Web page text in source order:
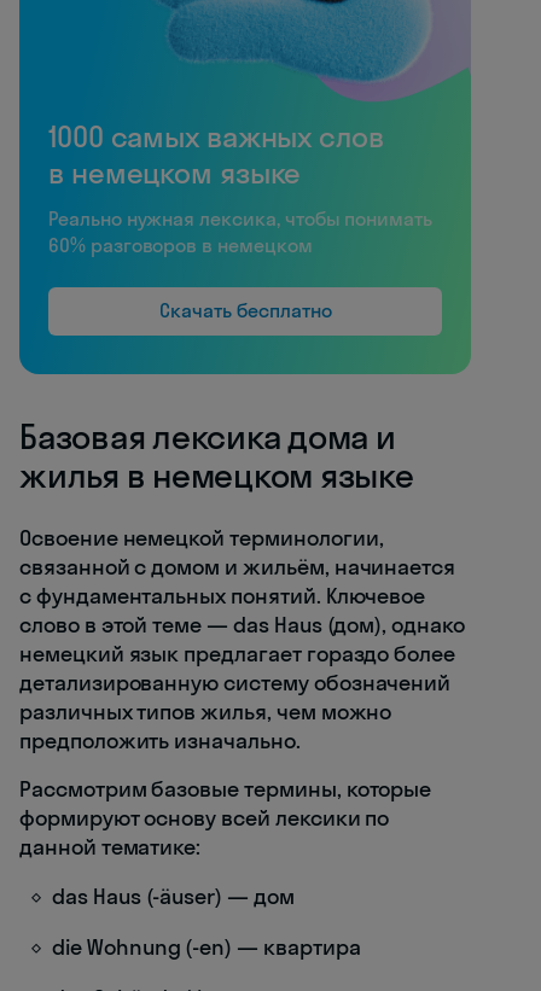
1000 самых важных слов
в немецком языке
Реально нужная лексика, чтобы понимать
60% разговоров в немецком
Скачать бесплатно
Базовая лексика дома и
жилья в немецком языке
Освоение немецкой терминологии,
связанной с домом и жильём, начинается
с фундаментальных понятий. Ключевое
слово в этой теме — das Haus (дом), однако
немецкий язык предлагает гораздо более
детализированную систему обозначений
различных типов жилья, чем можно
предположить изначально.
Рассмотрим базовые термины, которые
формируют основу всей лексики по
данной тематике:
das Haus (-äuser) — дом
die Wohnung (-en) — квартира